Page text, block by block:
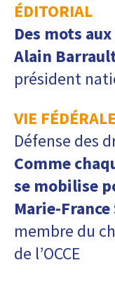
ÉDITORIAL
Des mots
Alain
président
VIE
Défense des
Comme
se mobilise
Marie-France
membre du
de l’OCCE